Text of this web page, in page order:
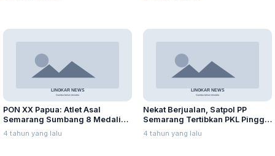
PON XX Papua: Atlet Asal
Semarang Sumbang 8 Medali
hingga Hari Ke-4
4 tahun yang lalu
Nekat Berjualan, Satpol PP
Semarang Tertibkan PKL Pinggir
Jalan Simongan
4 tahun yang lalu